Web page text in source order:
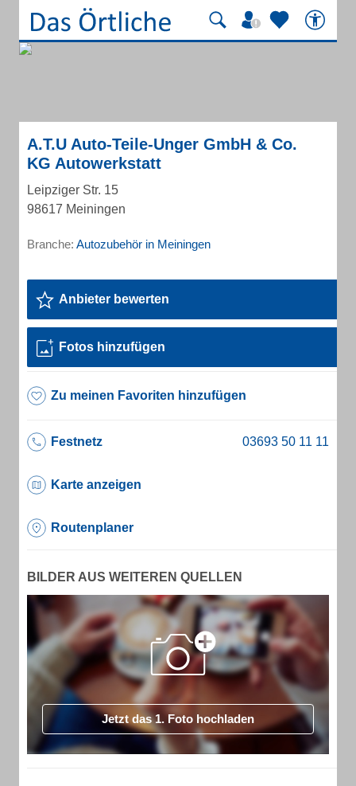
A.T.U Auto-Teile-Unger GmbH & Co.
KG Autowerkstatt
Leipziger Str. 15
98617 Meiningen
Branche: Autozubehör in Meiningen
Anbieter bewerten
Fotos hinzufügen
Zu meinen Favoriten hinzufügen
Festnetz
Karte anzeigen
Routenplaner
BILDER AUS WEITEREN QUELLEN
Jetzt das 1. Foto hochladen